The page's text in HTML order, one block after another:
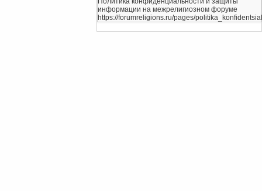
информации на межрелигиозном форуме
https://forumreligions.ru/pages/